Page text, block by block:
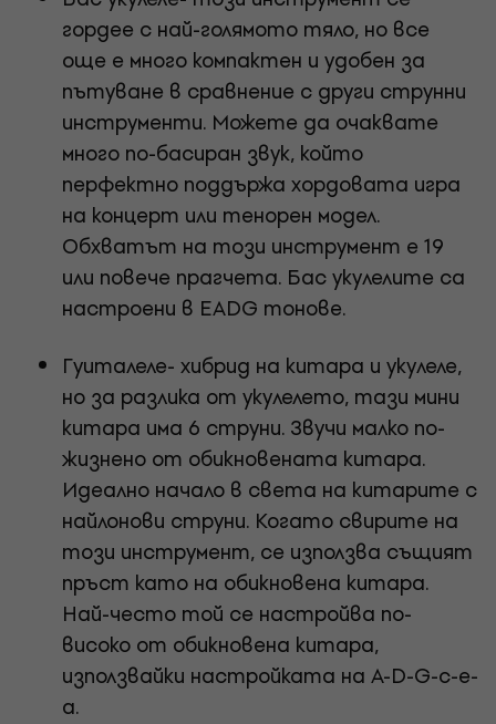
гордее с най-голямото тяло, но все
още е много компактен и удобен за
пътуване в сравнение с други струнни
инструменти. Можете да очаквате
много по-басиран звук, който
перфектно поддържа хордовата игра
на концерт или тенорен модел.
Обхватът на този инструмент е 19
или повече прагчета. Бас укулелите са
настроени в EADG тонове.
Гуиталеле- хибрид на китара и укулеле,
но за разлика от укулелето, тази мини
китара има 6 струни. Звучи малко по-
жизнено от обикновената китара.
Идеално начало в света на китарите с
найлонови струни. Когато свирите на
този инструмент, се използва същият
пръст като на обикновена китара.
Най-често той се настройва по-
високо от обикновена китара,
използвайки настройката на A-D-G-c-e-
a.